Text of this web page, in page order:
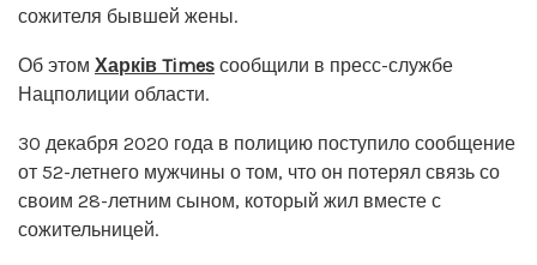
сожителя бывшей жены.
Об этом Харків Times сообщили в пресс-службе
Нацполиции области.
30 декабря 2020 года в полицию поступило сообщение
от 52-летнего мужчины о том, что он потерял связь со
своим 28-летним сыном, который жил вместе с
сожительницей.